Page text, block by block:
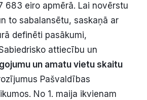
683 eiro apmērā. Lai novērstu
to sabalansētu, saskaņā ar
definēti pasākumi,
attiecību un
un amatu vietu skaitu
Pašvaldības
No 1. maija ikvienam